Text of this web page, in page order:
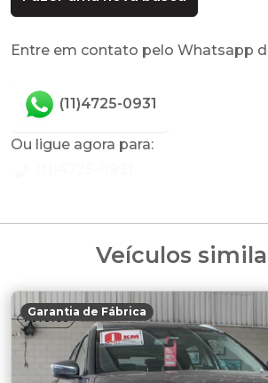
Entre em contato pelo Whatsapp
(11)4725-0931
Ou ligue agora para:
Veículos
Garantia de Fábrica